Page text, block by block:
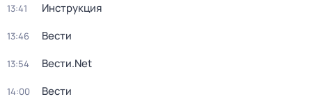
13:41 Инструкция
13:46 Вести
13:54 Вести.Net
14:00 Вести